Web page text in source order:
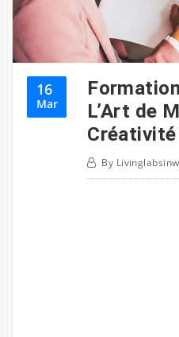
16
Mar
L’Art de
By